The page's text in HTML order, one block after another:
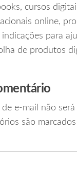
cursos
online,
para
de produtos
e-mail não
são